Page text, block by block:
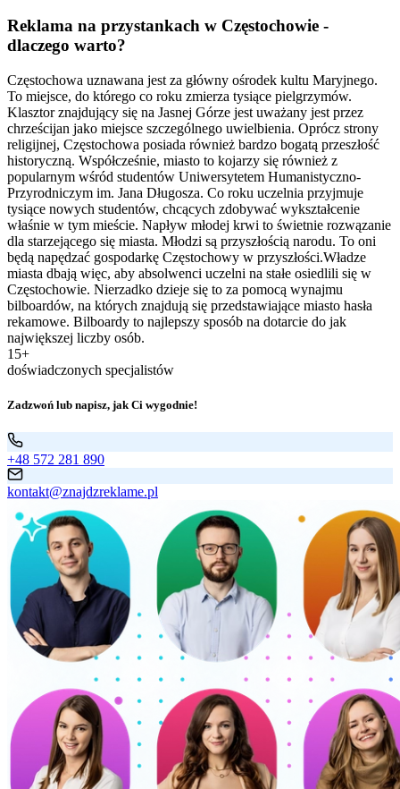
Reklama na przystankach w Częstochowie -
dlaczego warto?
Częstochowa uznawana jest za główny ośrodek kultu Maryjnego.
To miejsce, do którego co roku zmierza tysiące pielgrzymów.
Klasztor znajdujący się na Jasnej Górze jest uważany jest przez
chrześcijan jako miejsce szczególnego uwielbienia. Oprócz strony
religijnej, Częstochowa posiada również bardzo bogatą przeszłość
historyczną. Współcześnie, miasto to kojarzy się również z
popularnym wśród studentów Uniwersytetem Humanistyczno-
Przyrodniczym im. Jana Długosza. Co roku uczelnia przyjmuje
tysiące nowych studentów, chcących zdobywać wykształcenie
właśnie w tym mieście. Napływ młodej krwi to świetnie rozwązanie
dla starzejącego się miasta. Młodzi są przyszłością narodu. To oni
będą napędzać gospodarkę Częstochowy w przyszłości.Władze
miasta dbają więc, aby absolwenci uczelni na stałe osiedlili się w
Częstochowie. Nierzadko dzieje się to za pomocą wynajmu
bilboardów, na których znajdują się przedstawiające miasto hasła
rekamowe. Bilboardy to najlepszy sposób na dotarcie do jak
największej liczby osób.
15+
doświadczonych specjalistów
Zadzwoń lub napisz, jak Ci wygodnie!
+48 572 281 890
kontakt@znajdzreklame.pl